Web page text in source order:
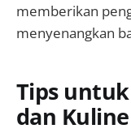
memberikan
menyenangkan
Tips
dan